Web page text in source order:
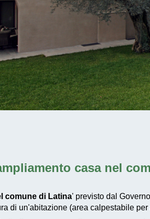
casa nel
comune di Latina' previsto dal
di un'abitazione (area calpestabile per